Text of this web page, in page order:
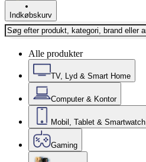
Indkøbskurv
Alle produkter
TV, Lyd & Smart Home
Computer & Kontor
Mobil, Tablet & Smartwatch
Gaming